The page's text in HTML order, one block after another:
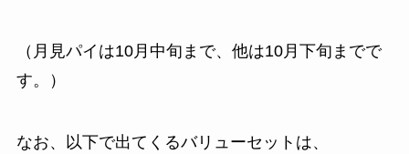
（月見パイは10月中旬まで、他は10月下旬までで
す。）
なお、以下で出てくるバリューセットは、